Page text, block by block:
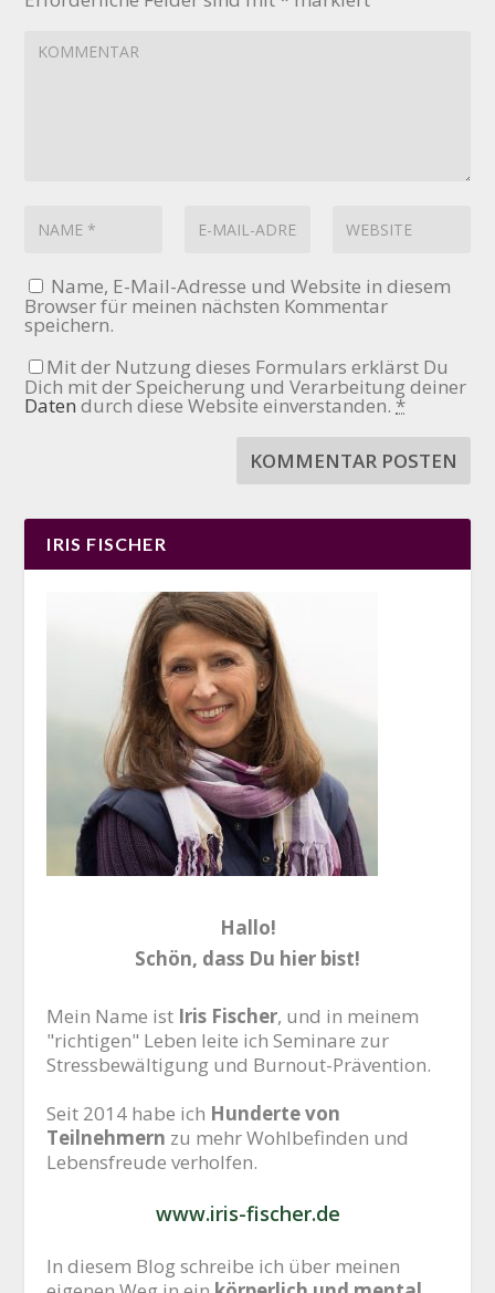
Name, E-Mail-Adresse und Website in diesem
Browser für meinen nächsten Kommentar
speichern.
Mit der Nutzung dieses Formulars erklärst Du
Dich mit der Speicherung und Verarbeitung deiner
Daten durch diese Website einverstanden.*
IRIS FISCHER
Hallo!
Schön, dass Du hier bist!
Mein Name ist Iris Fischer, und in meinem
"richtigen" Leben leite ich Seminare zur
Stressbewältigung und Burnout-Prävention.
Seit 2014 habe ich Hunderte von
Teilnehmern zu mehr Wohlbefinden und
Lebensfreude verholfen.
www.iris-fischer.de
In diesem Blog schreibe ich über meinen